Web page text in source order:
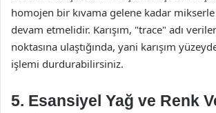
homojen bir kıvama gelene kadar mikserle
devam etmelidir. Karışım, "trace" adı
noktasına ulaştığında, yani karışım
işlemi durdurabilirsiniz.
5. Esansiyel Yağ ve Renk